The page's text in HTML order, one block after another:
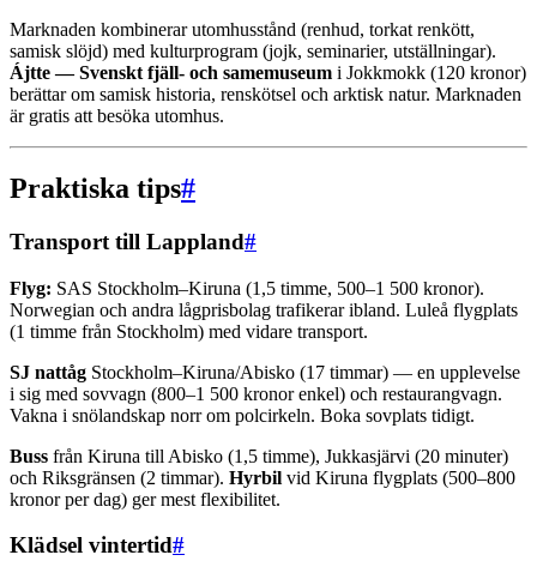
Marknaden kombinerar utomhusstånd (renhud, torkat renkött,
samisk slöjd) med kulturprogram (jojk, seminarier, utställningar).
Ájtte — Svenskt fjäll- och samemuseum i Jokkmokk (120 kronor)
berättar om samisk historia, renskötsel och arktisk natur. Marknaden
är gratis att besöka utomhus.
Praktiska tips#
Transport till Lappland#
Flyg: SAS Stockholm–Kiruna (1,5 timme, 500–1 500 kronor).
Norwegian och andra lågprisbolag trafikerar ibland. Luleå flygplats
(1 timme från Stockholm) med vidare transport.
SJ nattåg Stockholm–Kiruna/Abisko (17 timmar) — en upplevelse
i sig med sovvagn (800–1 500 kronor enkel) och restaurangvagn.
Vakna i snölandskap norr om polcirkeln. Boka sovplats tidigt.
Buss från Kiruna till Abisko (1,5 timme), Jukkasjärvi (20 minuter)
och Riksgränsen (2 timmar). Hyrbil vid Kiruna flygplats (500–800
kronor per dag) ger mest flexibilitet.
Klädsel vintertid#